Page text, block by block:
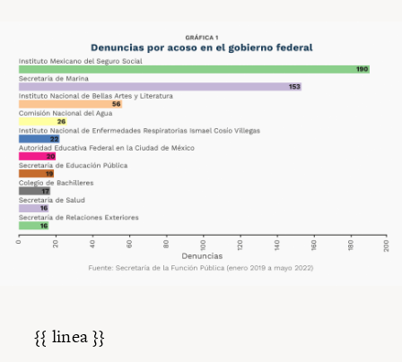
{{ linea }}